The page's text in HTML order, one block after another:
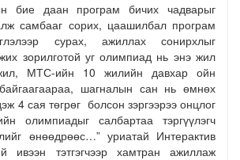
бие даан програм бичих чадварыг
самбааг сорих, цаашилбал програм
сурах, ажиллах сонирхлыг
зорилготой уг олимпиад нь энэ жил
МТС-ийн 10 жилийн давхар ойн
шагналын сан нь өмнөх
4 сая төгрөг болсон зэргээрээ онцлог
олимпиадыг салбартаа тэргүүлэгч
өнөөдрөөс…” уриатай Интерактив
ивээн тэтгэгчээр хамтран ажиллаж